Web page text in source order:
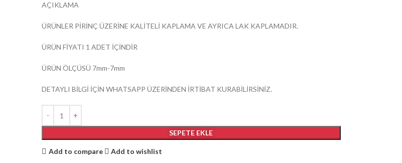
AÇIKLAMA
ÜRÜNLER PİRİNÇ ÜZERİNE KALİTELİ KAPLAMA VE AYRICA LAK KAPLAMADIR.
ÜRÜN FİYATI 1 ADET İÇİNDİR
ÜRÜN ÖLÇÜSÜ 7mm-7mm
DETAYLI BİLGİ İÇİN WHATSAPP ÜZERİNDEN İRTİBAT KURABİLİRSİNİZ.
SEPETE EKLE
Add to compare
Add to wishlist